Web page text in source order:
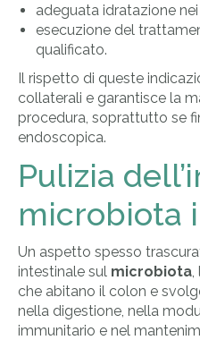
adeguata idratazione
esecuzione del
qualificato.
Il rispetto di queste
collaterali e garantisce la
procedura, soprattutto se
endoscopica.
Pulizia
microbiota
Un aspetto spesso
intestinale sul microbiota,
che abitano il colon e
nella digestione, nella
immunitario e nel